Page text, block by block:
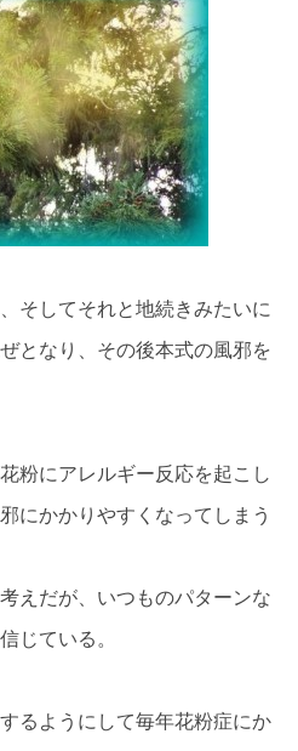
そしてそれと地続きみたいに
となり、その後本式の風邪を
粉にアレルギー反応を起こし
にかかりやすくなってしまう
えだが、いつものパターンな
じている。
るようにして毎年花粉症にか